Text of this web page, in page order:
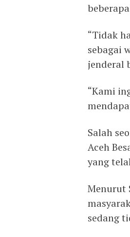
“Tidak
sebagai
jenderal
“Kami
Salah
Aceh
yang
Menurut
sedang